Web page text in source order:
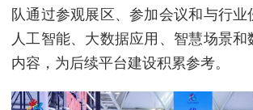
队通过参观展区、参加会议和与行业
人工智能、大数据应用、智慧场景
内容，为后续平台建设积累参考。